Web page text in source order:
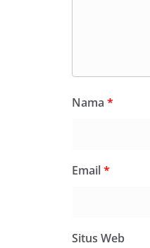
Nama *
Email*
Situs Web